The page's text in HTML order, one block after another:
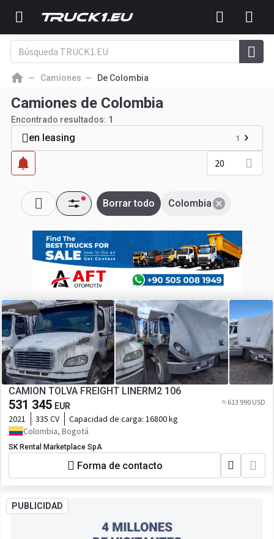
Camiones De Colombia
Camiones de Colombia
Encontrado resultados: 1
en leasing 1
20
Colombia
Borrar todo
CAMION TOLVA FREIGHT LINERM2 106
531 345 EUR ≈ 613 990 USD
2021 335 CV Capacidad de carga: 16800 kg
Colombia, Bogotá
SK Rental Marketplace SpA
Forma de contacto
PUBLICIDAD